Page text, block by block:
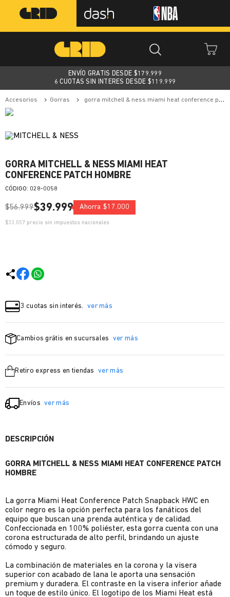
ENVÍO GRATIS DESDE $179.999
6 CUOTAS SIN INTERES DESDE $119.999
accesorios gorras gorra mitchell & ness miami heat conference patch hombre
GORRA MITCHELL & NESS MIAMI HEAT
CONFERENCE PATCH HOMBRE
: 028-0058
$56.999$39.999 Ahorra $17.000
$33.057 precio sin impuestos nacionales
3 cuotas sin interés. ver más
Cambios grátis en sucursales ver más
Retiro express en tiendas ver más
Envíos ver más
DESCRIPCIÓN
GORRA MITCHELL & NESS MIAMI HEAT CONFERENCE PATCH
HOMBRE
La gorra Miami Heat Conference Patch Snapback HWC en
color negro es la opción perfecta para los fanáticos del
equipo que buscan una prenda auténtica y de calidad.
Confeccionada en 100% poliéster, esta gorra cuenta con una
corona estructurada de alto perfil, brindando un ajuste
cómodo y seguro.
La combinación de materiales en la corona y la visera
superior con acabado de lana le aporta una sensación
premium y duradera. El contraste en la visera inferior añade
un toque de estilo único. El logotipo de los Miami Heat está